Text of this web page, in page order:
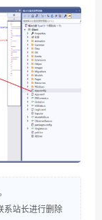
系站长进行删除